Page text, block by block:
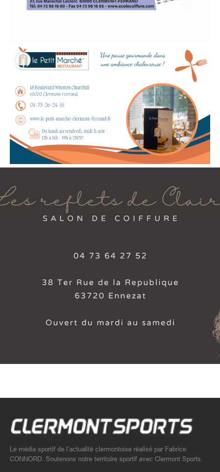
Le média sportif de l’actualité clermontoise réalisé par Fabrice
CONNORD. Soutenons notre territoire sportif avec Clermont Sports.